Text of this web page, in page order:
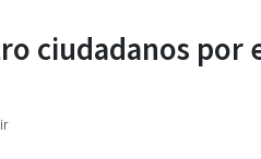
ciudadanos por